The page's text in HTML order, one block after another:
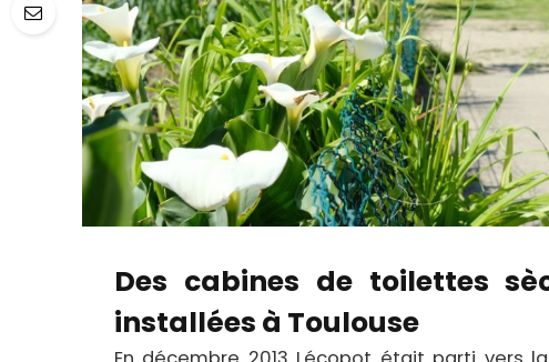
Des cabines de toilettes
installées à Toulouse